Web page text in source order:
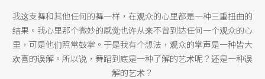
我这支舞和其他任何的舞一样，在观众的心里都是一种三重扭曲的
结果。我心里那个微妙的感觉也许从来不曾到达任何一个观众的心
里，可是他们照常鼓掌。于是我有个想法，观众的掌声是一种皆大
欢喜的误解。所以说，舞蹈到底是一种了解的艺术呢？还是一种误
解的艺术？